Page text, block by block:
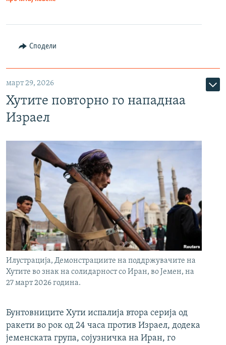
Сподели
март 29, 2026
Хутите повторно го нападнаа
Израел
Илустрација, Демонстрациите на поддржувачите на
Хутите во знак на солидарност со Иран, во Јемен, на
27 март 2026 година.
Бунтовниците Хути испалија втора серија од
ракети во рок од 24 часа против Израел, додека
јеменската група, сојузничка на Иран, го